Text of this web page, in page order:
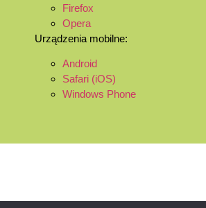
Firefox
Opera
Urządzenia mobilne:
Android
Safari (iOS)
Windows Phone